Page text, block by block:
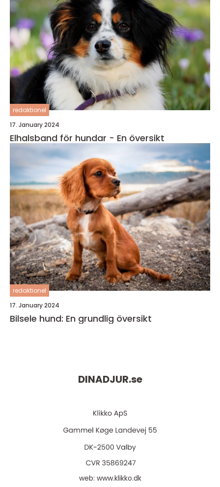
redaktionel
17. January 2024
Elhalsband för hundar - En översikt
redaktionel
17. January 2024
Bilsele hund: En grundlig översikt
DINADJUR.se
web: www.klikko.dk